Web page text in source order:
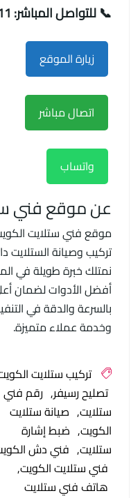
📞 للتواصل المباشر: 94955011
زيارة الموقع
اتصال مباشر
واتساب
عن موقع فني
موقع فني ستلايت
تركيب وصيانة
نمتلك خبرة طويلة في
أفضل الأدوات لضمان
بالسرعة والدقة في
وخدمة عملاء متميزة.
تركيب ستلايت
تصليح رسيفر رقم فني
ستلايت صيانة ستلايت
الكويت ضبط إشارة
ستلايت فني دش
فني ستلايت الكويت
هاتف فني ستلايت